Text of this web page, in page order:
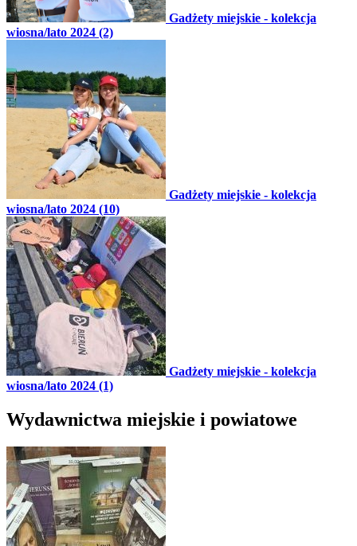
Gadżety miejskie - kolekcja
wiosna/lato 2024 (2)
Gadżety miejskie - kolekcja
wiosna/lato 2024 (10)
Gadżety miejskie - kolekcja
wiosna/lato 2024 (1)
Wydawnictwa miejskie i powiatowe